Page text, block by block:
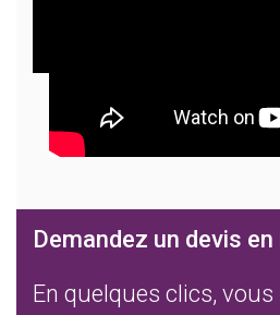
Demandez un devis en
En quelques clics,